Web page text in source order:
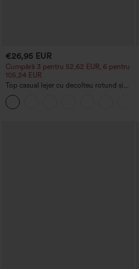
€26,95 EUR
Cumpără 3 pentru 52,62 EUR, 6 pentru
105,24 EUR
Top casual lejer cu decolteu rotund și
mâneci tip aripă de liliac